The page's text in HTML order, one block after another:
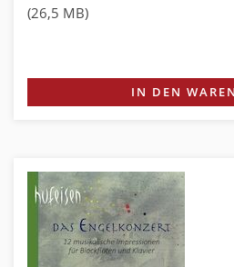
(26,5 MB)
IN DEN